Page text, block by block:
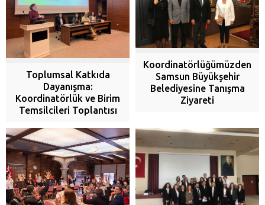
Toplumsal Katkıda
Dayanışma:
Koordinatörlük ve Birim
Temsilcileri Toplantısı
Koordinatörlüğümüzden
Samsun Büyükşehir
Belediyesine Tanışma
Ziyareti